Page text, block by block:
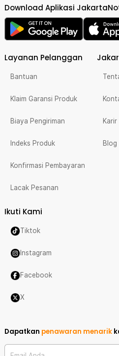
Download Aplikasi
Layanan Pelanggan
Bantuan
Klaim Garansi Produk
Biaya Pengiriman
Indeks Produk
Konfirmasi Pembayaran
Lacak Pesanan
Karir
Blog
Ikuti Kami
Tiktok
Instagram
Facebook
X
Dapatkan penawaran menarik